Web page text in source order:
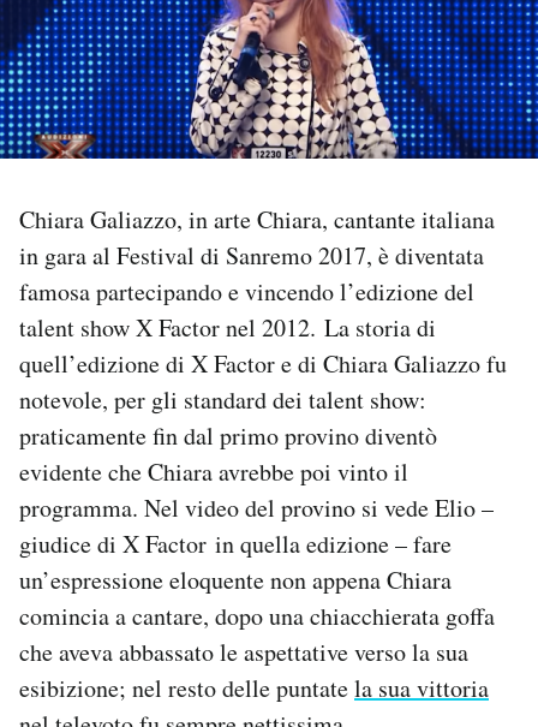
NEWSLETTER
I MIEI PREFERITI
SHOP
CALENDARIO
AREA PERSONALE
Area Personale
Notifiche mobile
Regala il Post
Hai bisogno di aiuto?
Esci
Chiara Galiazzo, in arte Chiara, cantante italiana
in gara al Festival di Sanremo 2017, è diventata
famosa partecipando e vincendo l’edizione del
talent show X Factor nel 2012. La storia di
quell’edizione di X Factor e di Chiara Galiazzo fu
notevole, per gli standard dei talent show:
praticamente fin dal primo provino diventò
evidente che Chiara avrebbe poi vinto il
programma. Nel video del provino si vede Elio –
giudice di X Factor in quella edizione – fare
un’espressione eloquente non appena Chiara
comincia a cantare, dopo una chiacchierata goffa
che aveva abbassato le aspettative verso la sua
esibizione; nel resto delle puntatela sua vittoria